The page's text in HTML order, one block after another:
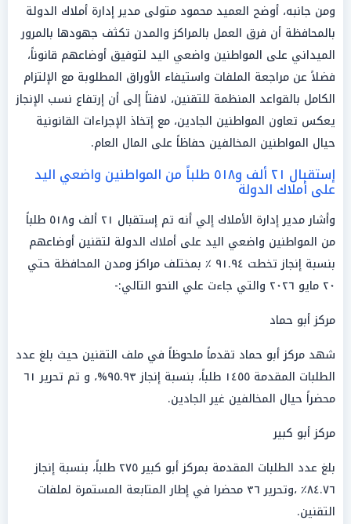
ومن جانبه، أوضح العميد محمود متولى مدير إدارة أملاك الدولة
بالمحافظة أن فرق العمل بالمراكز والمدن تكثف جهودها بالمرور
الميداني على المواطنين واضعي اليد لتوفيق أوضاعهم قانوناً،
فضلاً عن مراجعة الملفات واستيفاء الأوراق المطلوبة مع الإلتزام
الكامل بالقواعد المنظمة للتقنين، لافتاً إلى أن إرتفاع نسب الإنجاز
يعكس تعاون المواطنين الجادين، مع إتخاذ الإجراءات القانونية
حيال المواطنين المخالفين حفاظاً على المال العام.
إستقبال ٢١ ألف و٥١٨ طلباً من المواطنين واضعي اليد
على أملاك الدولة
وأشار مدير إدارة الأملاك إلي أنه تم إستقبال ٢١ ألف و٥١٨ طلباً
من المواطنين واضعي اليد على أملاك الدولة لتقنين أوضاعهم
بنسبة إنجاز تخطت ٩١.٩٤ ٪ بمختلف مراكز ومدن المحافظة حتي
٢٠ مايو ٢٠٢٦ والتي جاءت علي النحو التالي:-
مركز أبو حماد
شهد مركز أبو حماد تقدماً ملحوظاً في ملف التقنين حيث بلغ عدد
الطلبات المقدمة ١٤٥٥ طلباً، بنسبة إنجاز ٩٥.٩٣%، و تم تحرير ٦١
محضراً حيال المخالفين غير الجادين.
مركز أبو كبير
بلغ عدد الطلبات المقدمة بمركز أبو كبير ٢٧٥ طلباً، بنسبة إنجاز
٨٤.٧٦٪ ،وتحرير ٣٦ محضرا في إطار المتابعة المستمرة لملفات
التقنين.